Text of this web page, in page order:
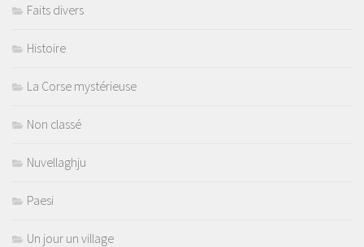
Faits divers
Histoire
La Corse mystérieuse
Non classé
Nuvellaghju
Paesi
Un jour un village